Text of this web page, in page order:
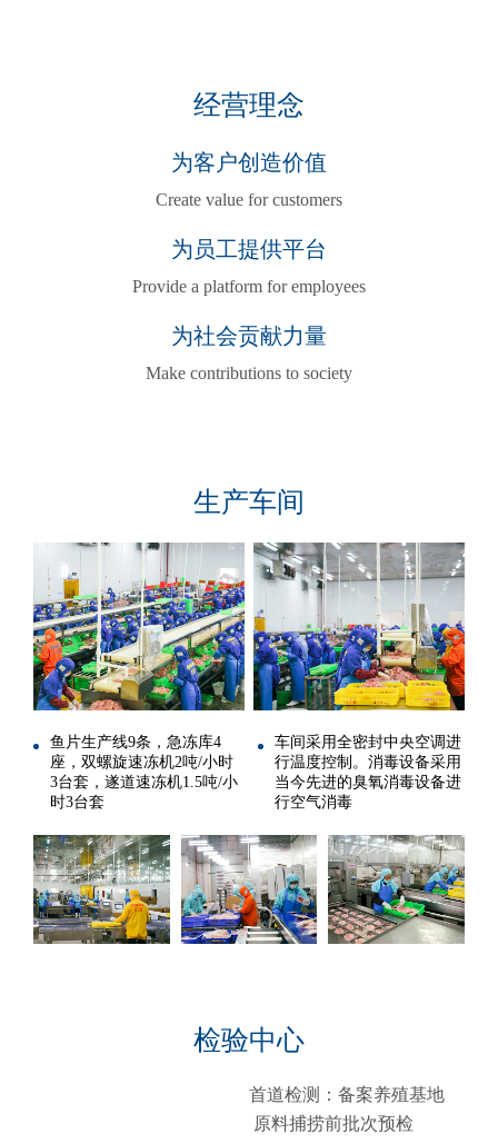
经营理念
为客户创造价值
Create value for customers
为员工提供平台
Provide a platform for employees
为社会贡献力量
Make contributions to society
生产车间
鱼片生产线9条，急冻库4
座，双螺旋速冻机2吨/小时
3台套，遂道速冻机1.5吨/小
时3台套
车间采用全密封中央空调进
行温度控制。消毒设备采用
当今先进的臭氧消毒设备进
行空气消毒
检验中心
首道检测：备案养殖基地
原料捕捞前批次预检